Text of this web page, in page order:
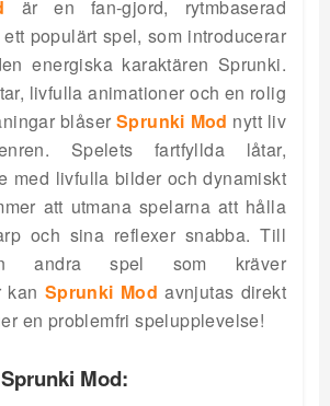
är en fan-gjord, rytmbaserad
populärt spel, som introducerar
energiska karaktären Sprunki.
livfulla animationer och en rolig
blåserSprunki Mod nytt liv
Spelets fartfyllda låtar,
med livfulla bilder och dynamiskt
att utmana spelarna att hålla
och sina reflexer snabba. Till
andra spel som kräver
kan Sprunki Mod avnjutas direkt
en problemfri spelupplevelse!
Mod: